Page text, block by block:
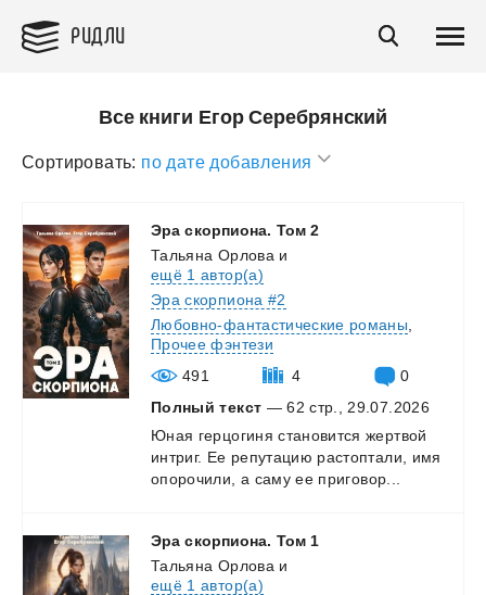
РИДЛИ
Все книги Егор Серебрянский
Сортировать: по дате добавления
Эра скорпиона. Том 2
Тальяна Орлова и
ещё 1 автор(а)
Эра скорпиона #2
Любовно-фантастические романы
Прочее фэнтези
491
4
0
Полный текст — 62 стр., 29.07.2026
Юная герцогиня становится жертвой
интриг. Ее репутацию растоптали,
имя
опорочили,
а саму ее приговор...
Эра скорпиона. Том 1
Тальяна Орлова и
ещё 1 автор(а)